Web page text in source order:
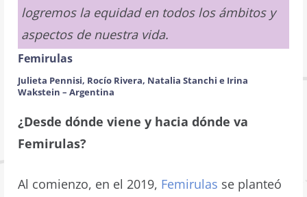
logremos la equidad en todos los ámbitos y
aspectos de nuestra vida.
Femirulas
Julieta Pennisi, Rocío Rivera, Natalia Stanchi e Irina
Wakstein –Argentina
¿Desde dónde viene y hacia dónde va
Femirulas?
Al comienzo, en el 2019, Femirulas se planteó